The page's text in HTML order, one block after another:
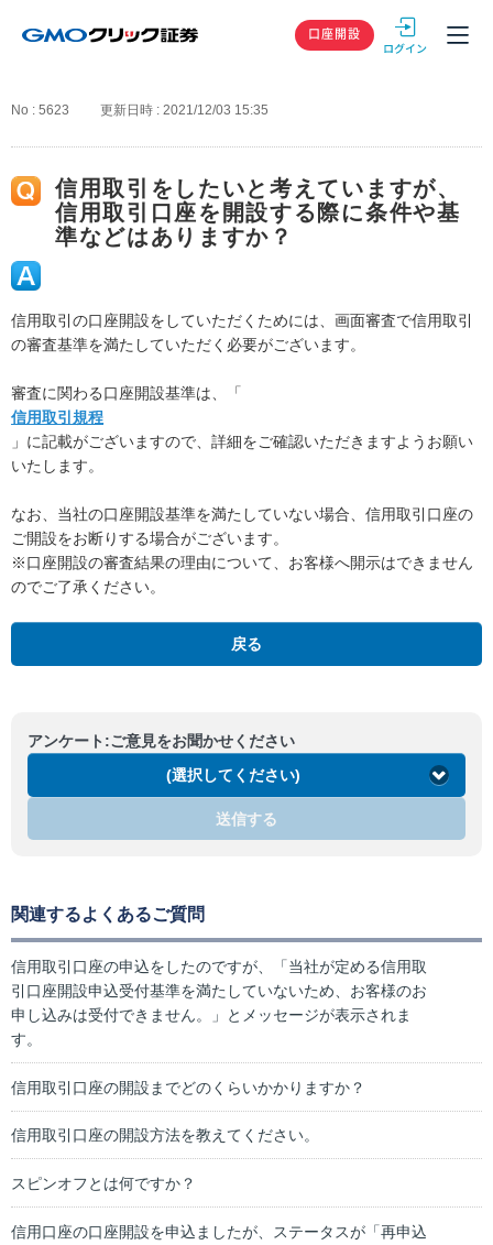
GMOクリック
口座開設
No : 5623 更新日時 : 2021/12/03 15:35
信用取引をしたいと考えていますが、
信用取引口座を開設する際に条件や基
準などはありますか？
信用取引の口座開設をしていただくためには、画面審査で信用取引
の審査基準を満たしていただく必要がございます。
審査に関わる口座開設基準は、「
信用取引規程
」に記載がございますので、詳細をご確認いただきますようお願い
いたします。
なお、当社の口座開設基準を満たしていない場合、信用取引口座の
ご開設をお断りする場合がございます。
※口座開設の審査結果の理由について、お客様へ開示はできません
のでご了承ください。
戻る
アンケート:ご意見をお聞かせください
(選択してください)
送信する
関連するよくあるご質問
信用取引口座の申込をしたのですが、「当社が定める信用取
引口座開設申込受付基準を満たしていないため、お客様のお
申し込みは受付できません。」とメッセージが表示されま
す。
信用取引口座の開設までどのくらいかかりますか？
信用取引口座の開設方法を教えてください。
スピンオフとは何ですか？
信用口座の口座開設を申込ましたが、ステータスが「再申込